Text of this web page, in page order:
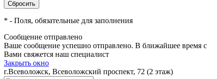
* - Поля, обязательные для заполнения
Сообщение отправлено
Ваше сообщение успешно отправлено. В ближайшее время с
Вами свяжется наш специалист
Закрыть окно
г.Всеволожск, Всеволожский проспект, 72 (2 этаж)